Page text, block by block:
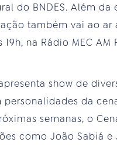
do BNDES. Além da
também vai ao ar
na Rádio MEC AM
show de
personalidades da
semanas, o
como João Sabiá e